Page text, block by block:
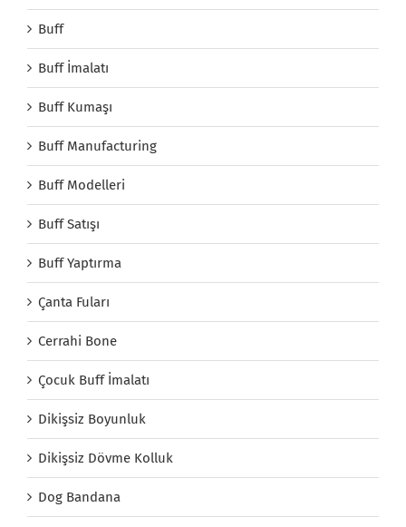
Buff
Buff İmalatı
Buff Kumaşı
Buff Manufacturing
Buff Modelleri
Buff Satışı
Buff Yaptırma
Çanta Fuları
Cerrahi Bone
Çocuk Buff İmalatı
Dikişsiz Boyunluk
Dikişsiz Dövme Kolluk
Dog Bandana